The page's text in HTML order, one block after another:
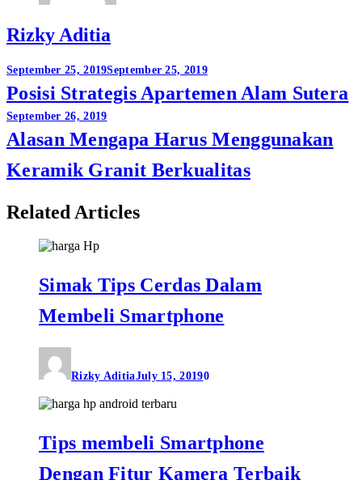
Rizky Aditia
Post
navigation
September 25, 2019September 25, 2019
Posisi Strategis Apartemen Alam Sutera
September 26, 2019
Alasan Mengapa Harus Menggunakan
Keramik Granit Berkualitas
Related Articles
Simak Tips Cerdas Dalam
Membeli Smartphone
Rizky AditiaJuly 15, 20190
Tips membeli Smartphone
Dengan Fitur Kamera Terbaik